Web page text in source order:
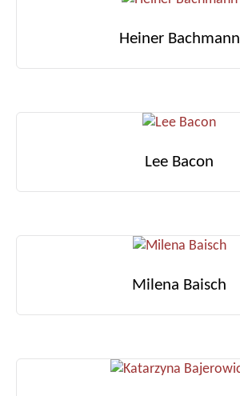
Heiner Bachmann
Lee Bacon
Milena Baisch